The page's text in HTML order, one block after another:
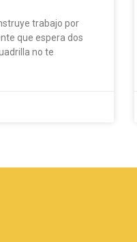
trabajo por
que espera dos
no te